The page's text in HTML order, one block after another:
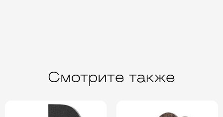
Смотрите также